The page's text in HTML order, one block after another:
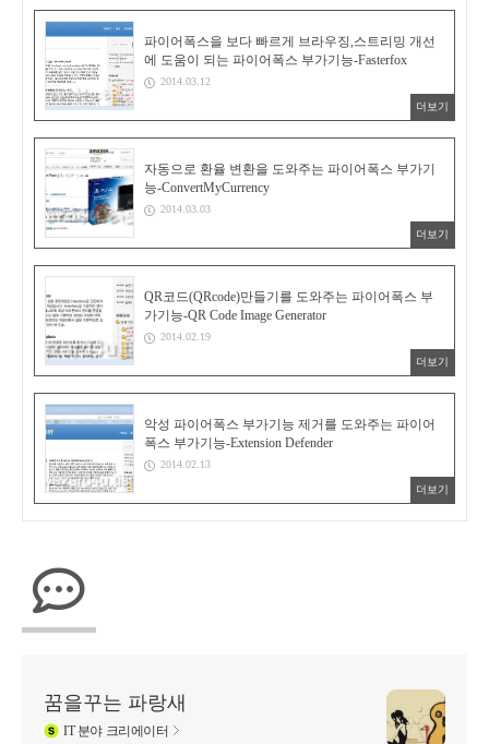
파이어폭스을 보다 빠르게 브라우징,스트리밍 개선
에 도움이 되는 파이어폭스 부가기능-Fasterfox
2014.03.12
더보기
자동으로 환율 변환을 도와주는 파이어폭스 부가기
능-ConvertMyCurrency
2014.03.03
더보기
QR코드(QRcode)만들기를 도와주는 파이어폭스 부
가기능-QR Code Image Generator
2014.02.19
더보기
악성 파이어폭스 부가기능 제거를 도와주는 파이어
폭스 부가기능-Extension Defender
2014.02.13
더보기
꿈을꾸는 파랑새
IT분야 크리에이터